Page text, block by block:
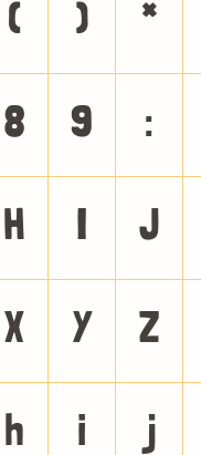
( ) *
8 9 :
H I J
X Y Z
h i j